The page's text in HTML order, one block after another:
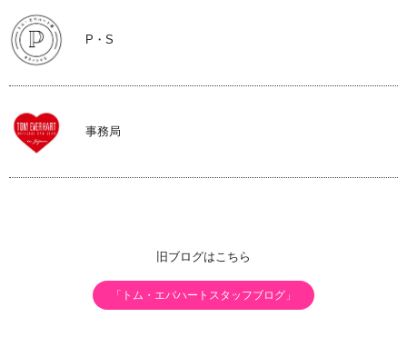
P・S
事務局
旧ブログはこちら
「トム・エバハートスタッフブログ」